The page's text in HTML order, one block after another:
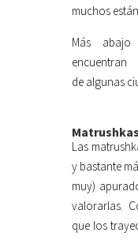
muchos
Más
de algunas
Matrushkas
Las
y bastante
muy)
valorarlas.
que los